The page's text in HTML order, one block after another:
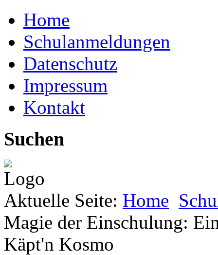
Home
Schulanmeldungen
Datenschutz
Impressum
Kontakt
Suchen
Aktuelle Seite: Home
Magie der Einschulung:
Käpt'n Kosmo